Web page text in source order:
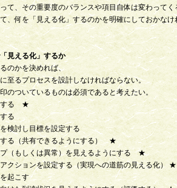
て、その重要度のバランスや項目自体は変わってく
、何を「見える化」するのかを明確にしておかなけ
見える化」するか
のかを決めれば、
至るプロセスを設計しなければならない。
のついているものは必須であると考えたい。
する ★
る
検討し目標を設定する
する（共有できるようにする） ★
プ（もしくは異常）を見えるようにする ★
アクションを設定する（実現への道筋の見える化） ★
起こす